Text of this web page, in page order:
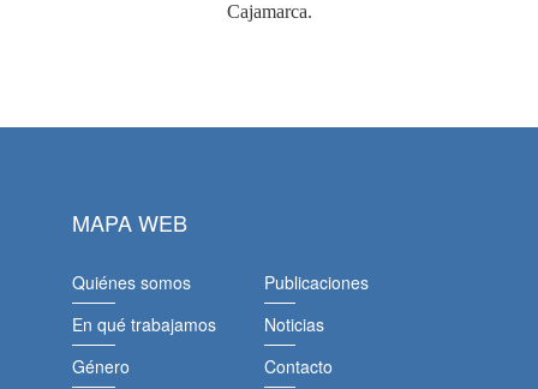
Cajamarca.
MAPA WEB
Quiénes somos
En qué trabajamos
Género
Publicaciones
Noticias
Contacto